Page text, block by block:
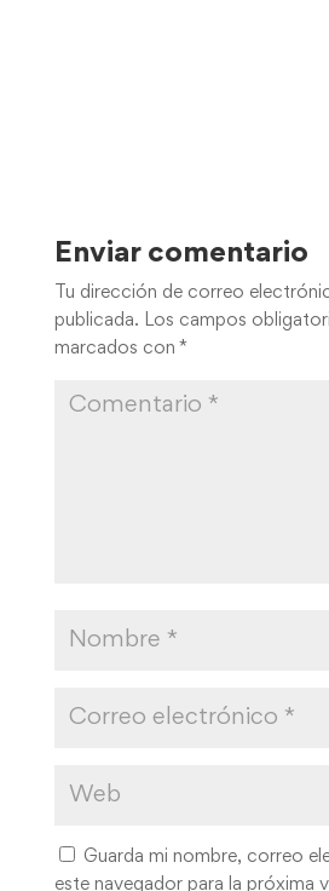
Enviar comentario
Tu dirección de correo
publicada. Los campos
marcados con *
Guarda mi nombre, correo
este navegador para la próxima